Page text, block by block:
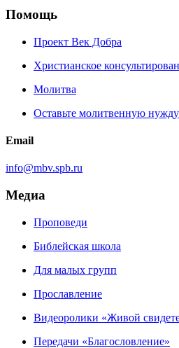
Помощь
Проект Век Добра
Христианское
Молитва
Оставьте молитвенную нужду
Email
info@mbv.spb.ru
Медиа
Проповеди
Библейская школа
Для малых групп
Прославление
Видеоролики «Живой
Передачи «Благословление»